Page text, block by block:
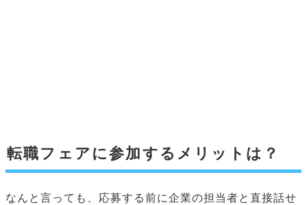
転職フェアに参加するメリットは？
なんと言っても、応募する前に企業の担当者と直接話せ